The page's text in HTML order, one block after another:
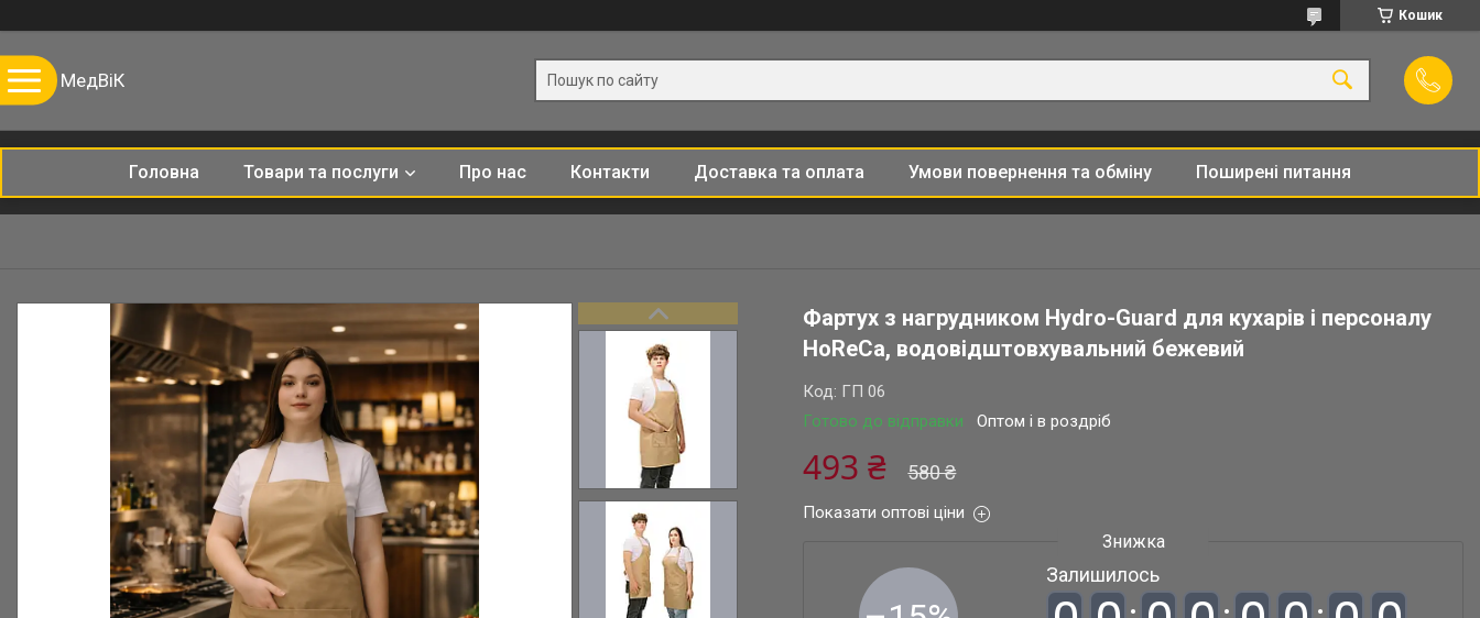
Кошик
МедВіК
Головна Товари та послуги Про нас Контакти Доставка та оплата Умови повернення та обміну Поширені питання
Фартух з нагрудником Hydro-Guard для кухарів і персоналу
HoReCa, водовідштовхувальний бежевий
Готово до відправки Оптом і в роздріб
Код: ГП 06
580 ₴
493 ₴
Показати оптові ціни
Залишилось